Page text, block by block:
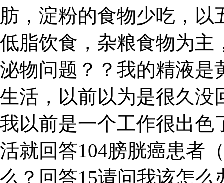
肪，淀粉的食物少吃，
低脂饮食，杂粮食物为主
泌物问题？？我的精液是
生活，以前以为是很久没
我以前是一个工作很出色
活就回答104膀胱癌患者
么？回答15请问我该怎